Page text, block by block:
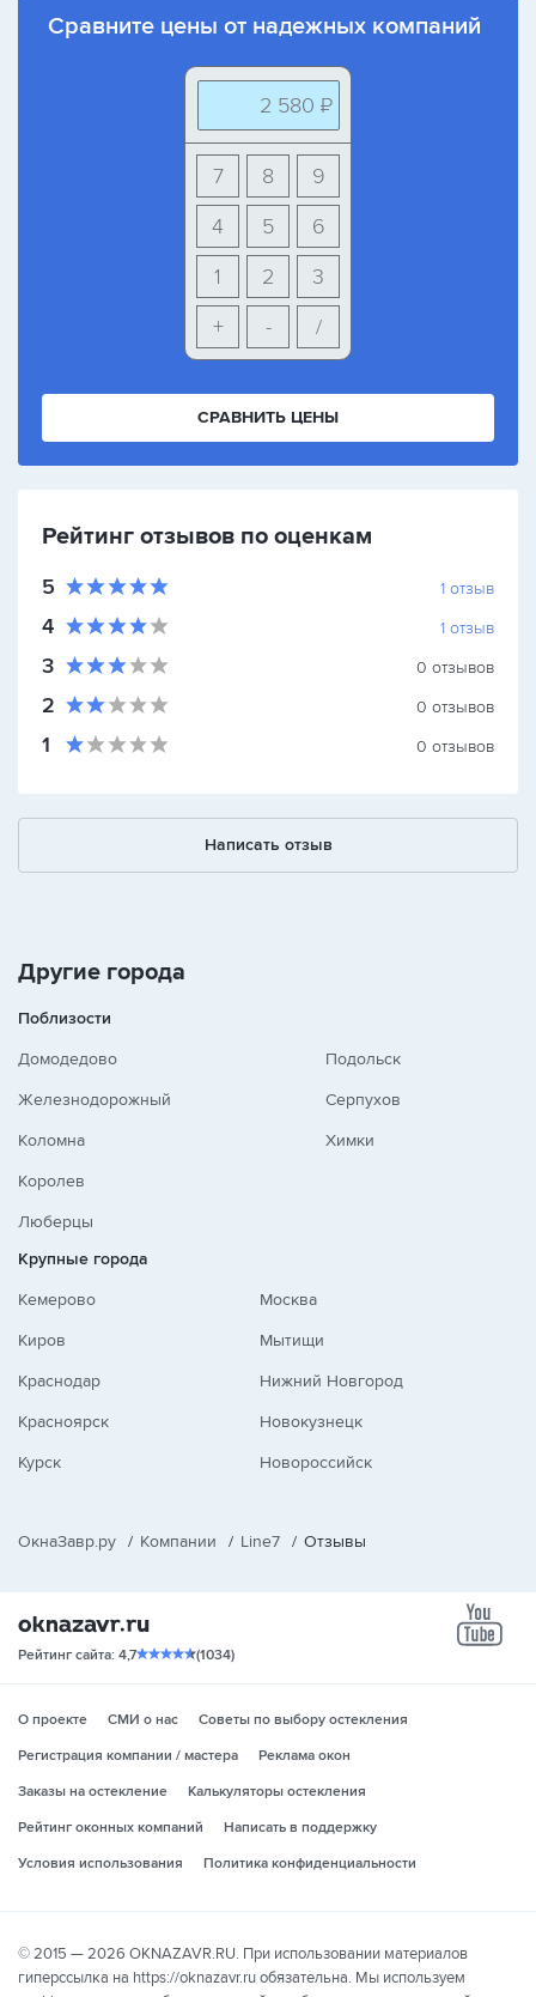
Сравните цены от надежных компаний
2 580 ₽
9
8
7
6
5
4
3
2
1
+
- /
СРАВНИТЬ ЦЕНЫ
Рейтинг отзывов по оценкам
5 1 отзыв
4 1 отзыв
3 0 отзывов
2 0 отзывов
1 0 отзывов
Написать отзыв
Другие города
Поблизости
Домодедово
Железнодорожный
Коломна
Королев
Люберцы
Подольск
Серпухов
Химки
Крупные города
Кемерово
Киров
Краснодар
Красноярск
Курск
Москва
Мытищи
Нижний Новгород
Новокузнецк
Новороссийск
ОкнаЗавр.ру / Компании / Line7 / Отзывы
Рейтинг сайта: 4,7 (1034)
О проекте СМИ о нас
Советы по выбору остекления
Регистрация компании / мастера
Реклама окон
Заказы на остекление
Калькуляторы остекления
Рейтинг оконных компаний
Написать в поддержку
Условия использования
Политика конфиденциальности
© 2015 — 2026 OKNAZAVR.RU. При использовании материалов
гиперссылка на https://oknazavr.ru обязательна. Мы используем